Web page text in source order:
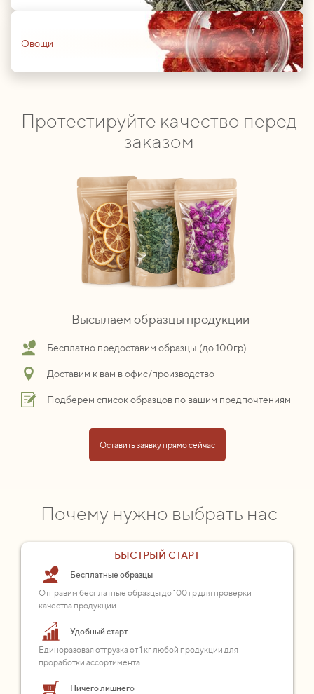
Овощи
Протестируйте качество перед
заказом
Высылаем образцы продукции
Бесплатно предоставим образцы (до 100гр)
Доставим к вам в офис/производство
Подберем список образцов по вашим предпочтениям
Оставить заявку прямо сейчас
Почему нужно выбрать нас
БЫСТРЫЙ СТАРТ
Бесплатные образцы
Отправим бесплатные образцы до 100 гр для проверки
качества продукции
Удобный старт
Единоразовая отгрузка от 1 кг любой продукции для
проработки ассортимента
Ничего лишнего